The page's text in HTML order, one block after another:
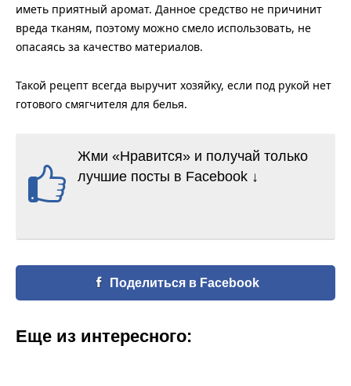
иметь приятный аромат. Данное средство не причинит
вреда тканям, поэтому можно смело использовать, не
опасаясь за качество материалов.
Такой рецепт всегда выручит хозяйку, если под рукой нет
готового смягчителя для белья.
Жми «Нравится» и получай только
лучшие посты в Facebook ↓
Поделиться в Facebook
Еще из интересного: